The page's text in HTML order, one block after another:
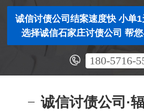
诚信讨债公司结案速度快 小单
选择诚信石家庄讨债公司 帮您
180-5716-
诚信讨债公司·